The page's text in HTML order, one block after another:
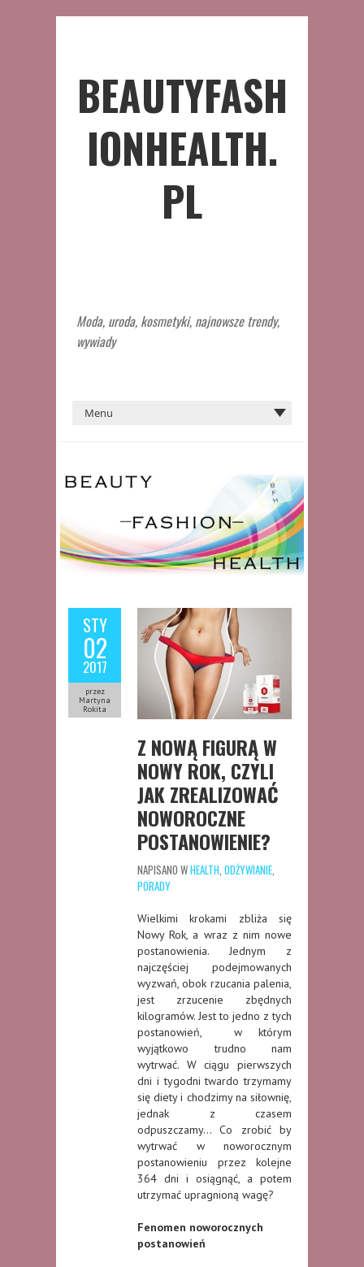
BEAUTYFASH
IONHEALTH.
PL
Moda, uroda, kosmetyki, najnowsze trendy,
wywiady
STY
02
2017
przez
Martyna
Rokita
Z NOWĄ FIGURĄ W
NOWY ROK, CZYLI
JAK ZREALIZOWAĆ
NOWOROCZNE
POSTANOWIENIE?
NAPISANO WHEALTH ODŻYWIANIE
PORADY
Wielkimi krokami zbliża się
Nowy Rok, a wraz z nim nowe
postanowienia. Jednym z
najczęściej podejmowanych
wyzwań, obok rzucania palenia,
jest zrzucenie zbędnych
kilogramów. Jest to jedno z tych
postanowień, w którym
wyjątkowo trudno nam
wytrwać. W ciągu pierwszych
dni i tygodni twardo trzymamy
się diety i chodzimy na siłownię,
jednak z czasem
odpuszczamy… Co zrobić by
wytrwać w noworocznym
postanowieniu przez kolejne
364 dni i osiągnąć, a potem
utrzymać upragnioną wagę?
Fenomen noworocznych
postanowień